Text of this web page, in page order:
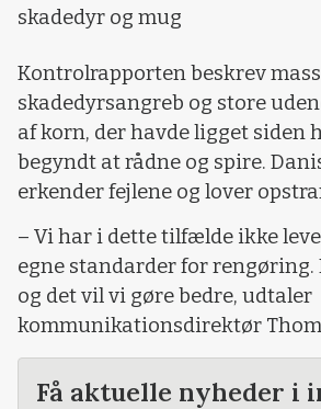
skadedyr og mug
Kontrolrapporten beskrev
skadedyrsangreb og store
af korn, der havde ligget siden
begyndt at rådne og spire.
erkender fejlene og lover
– Vi har i dette tilfælde ikke
egne standarder for rengøring.
og det vil vi gøre bedre, udtaler
kommunikationsdirektør
Få aktuelle nyheder i